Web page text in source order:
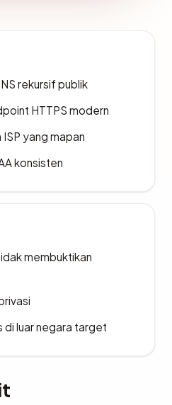
rekursif publik
HTTPS modern
yang mapan
konsisten
membuktikan
di luar negara target